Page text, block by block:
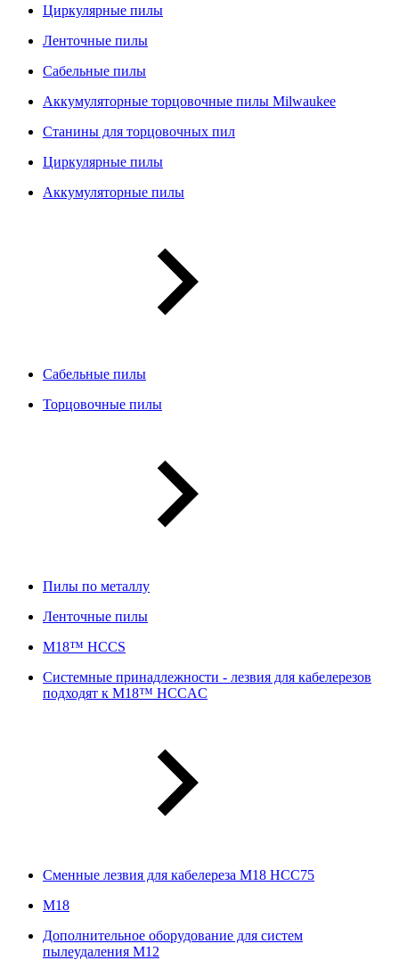
Циркулярные пилы
Ленточные пилы
Сабельные пилы
Аккумуляторные торцовочные пилы Milwaukee
Станины для торцовочных пил
Циркулярные пилы
Аккумуляторные пилы
Сабельные пилы
Торцовочные пилы
Пилы по металлу
Ленточные пилы
M18™ HCCS
Системные принадлежности - лезвия для кабелерезов
подходят к M18™ HCCAC
Сменные лезвия для кабелереза M18 HCC75
М18
Дополнительное оборудование для систем
пылеудаления М12